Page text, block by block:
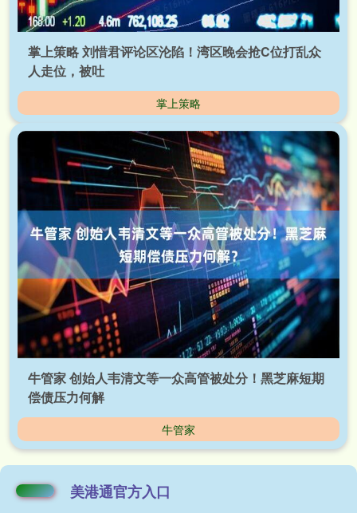
掌上策略 刘惜君评论区沦陷！湾区晚会抢C位打乱众
人走位，被吐
掌上策略
牛管家 创始人韦清文等一众高管被处分！黑芝麻短期
偿债压力何解
牛管家
美港通官方入口